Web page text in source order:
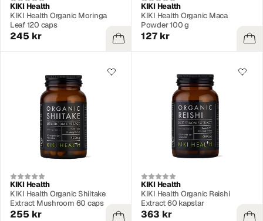
KIKI Health
KIKI Health Organic Moringa
Leaf 120 caps
245 kr
KIKI Health
KIKI Health Organic Maca
Powder 100 g
127 kr
KIKI Health
KIKI Health Organic Shiitake
Extract Mushroom 60 caps
255 kr
KIKI Health
KIKI Health Organic Reishi
Extract 60 kapslar
363 kr